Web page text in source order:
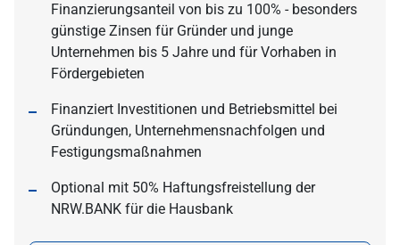
Finanzierungsanteil von bis zu 100% - besonders
günstige Zinsen für Gründer und junge
Unternehmen bis 5 Jahre und für Vorhaben in
Fördergebieten
Finanziert Investitionen und Betriebsmittel bei
Gründungen, Unternehmensnachfolgen und
Festigungsmaßnahmen
Optional mit 50% Haftungsfreistellung der
NRW.BANK für die Hausbank